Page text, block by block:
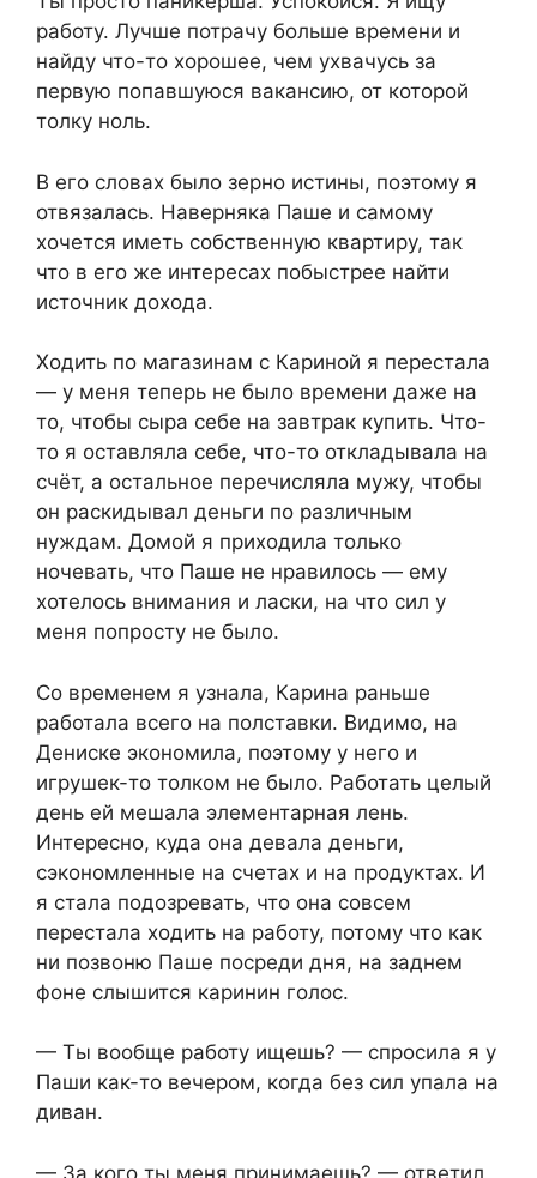
работу. Лучше потрачу больше времени и
найду что-то хорошее, чем ухвачусь за
первую попавшуюся вакансию, от которой
толку ноль.
В его словах было зерно истины, поэтому я
отвязалась. Наверняка Паше и самому
хочется иметь собственную квартиру, так
что в его же интересах побыстрее найти
источник дохода.
Ходить по магазинам с Кариной я перестала
— у меня теперь не было времени даже на
то, чтобы сыра себе на завтрак купить. Что-
то я оставляла себе, что-то откладывала на
счёт, а остальное перечисляла мужу, чтобы
он раскидывал деньги по различным
нуждам. Домой я приходила только
ночевать, что Паше не нравилось — ему
хотелось внимания и ласки, на что сил у
меня попросту не было.
Со временем я узнала, Карина раньше
работала всего на полставки. Видимо, на
Дениске экономила, поэтому у него и
игрушек-то толком не было. Работать целый
день ей мешала элементарная лень.
Интересно, куда она девала деньги,
сэкономленные на счетах и на продуктах. И
я стала подозревать, что она совсем
перестала ходить на работу, потому что как
ни позвоню Паше посреди дня, на заднем
фоне слышится каринин голос.
— Ты вообще работу ищешь? — спросила я у
Паши как-то вечером, когда без сил упала на
диван.
— За кого ты меня принимаешь? — ответил